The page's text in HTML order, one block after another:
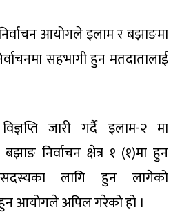
आयोगले इलाम र बझाङमा
सहभागी हुन मतदातालाई
जारी गर्दै इलाम-२ मा
निर्वाचन क्षेत्र १ (१)मा हुन
लागि हुन लागेको
आयोगले अपिल गरेको हो ।